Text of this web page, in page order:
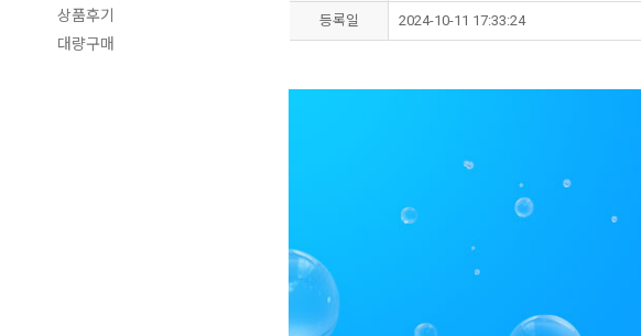
상품후기
대량구매
등록일 2024-10-11 17:33:24